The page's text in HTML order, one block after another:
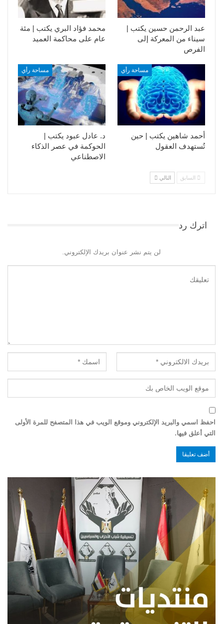
محمد فؤاد البري يكتب | مئة
عام على محاكمة العميد
عبد الرحمن حسين يكتب |
سيناء من المعركة إلى
الفرص
مساحة رأي
د. عادل عبود يكتب |
الحوكمة في عصر الذكاء
الاصطناعي
مساحة رأي
أحمد شاهين يكتب | حين
تُستهدف العقول
السابق التالي
اترك رد
لن يتم نشر عنوان بريدك الإلكتروني.
احفظ اسمي والبريد الإلكتروني وموقع الويب في هذا المتصفح للمرة الأولى
التي أعلق فيها.